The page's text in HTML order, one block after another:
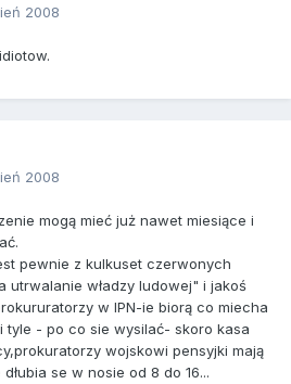
2008
2008
mogą mieć już nawet miesiące i
pewnie z kulkuset czerwonych
utrwalanie władzy ludowej" i jakoś
w IPN-ie biorą co miecha
tyle - po co sie wysilać- skoro kasa
wojskowi pensyjki mają
se w nosie od 8 do 16...